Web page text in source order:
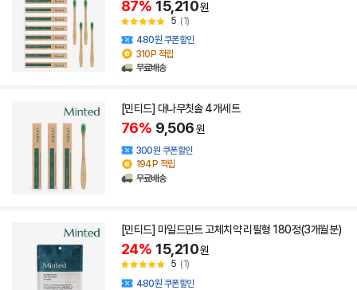
87% 15,210원
5 (1)
480원 쿠폰할인
310P 적립
무료배송
[민티드] 대나무칫솔 4개세트
76% 9,506원
300원 쿠폰할인
194P 적립
무료배송
[민티드] 마일드민트 고체치약 리필형 180정(3개월분)
24% 15,210원
5 (1)
480원 쿠폰할인